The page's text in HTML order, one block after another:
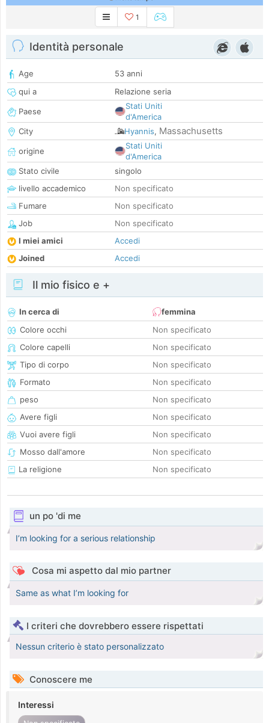
1
Identità personale
Age
53 anni
qui a
Relazione seria
Paese
Stati Uniti
d'America
City
Hyannis, Massachusetts
origine
Stati Uniti
d'America
Stato civile
singolo
livello accademico
Non specificato
Fumare
Non specificato
Job
Non specificato
I miei amici
Accedi
Joined
Accedi
Il mio fisico e +
In cerca di
femmina
Colore occhi
Non specificato
Colore capelli
Non specificato
Tipo di corpo
Non specificato
Formato
Non specificato
peso
Non specificato
Avere figli
Non specificato
Vuoi avere figli
Non specificato
Mosso dall'amore
Non specificato
La religione
Non specificato
un po 'di me
I’m looking for a serious relationship
Cosa mi aspetto dal mio partner
Same as what I’m looking for
I criteri che dovrebbero essere rispettati
Nessun criterio è stato personalizzato
Conoscere me
Interessi